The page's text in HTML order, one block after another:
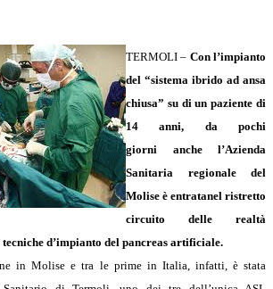
TERMOLI – Con l’impianto
del “sistema ibrido ad ansa
chiusa” su di un paziente di
14 anni, da pochi
giorni anche l’Azienda
Sanitaria regionale del
Molise è entratanel ristretto
circuito delle realtà
d’impianto del pancreas artificiale.
in Molise e tra le prime in Italia, infatti, è stata